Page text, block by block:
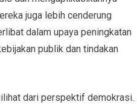
juga lebih cenderung
dalam upaya peningkatan
publik dan tindakan
dari perspektif demokrasi.